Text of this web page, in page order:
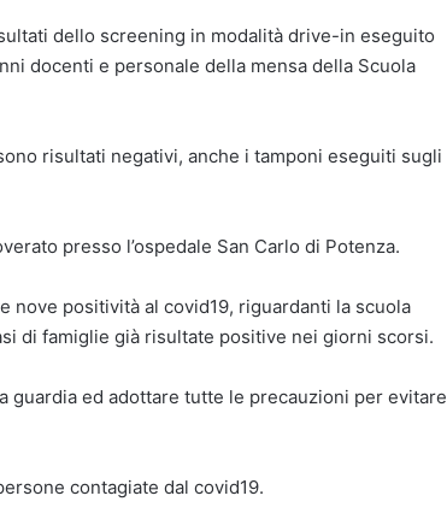
dello screening in modalità drive-in eseguito
docenti e personale della mensa della Scuola
risultati negativi, anche i tamponi eseguiti sugli
presso l’ospedale San Carlo di Potenza.
nove positività al covid19, riguardanti la scuola
di famiglie già risultate positive nei giorni scorsi.
guardia ed adottare tutte le precauzioni per evitare
contagiate dal covid19.